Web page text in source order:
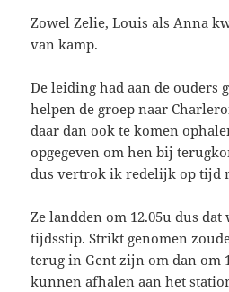
Zowel Zelie, Louis als Anna
van kamp.
De leiding had aan de ouders
helpen de groep naar
daar dan ook te komen
opgegeven om hen bij
dus vertrok ik redelijk op tijd
Ze landden om 12.05u dus
tijdsstip. Strikt genomen
terug in Gent zijn om dan om
kunnen afhalen aan het